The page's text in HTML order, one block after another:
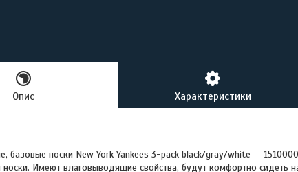
Опис Характеристики
базовые носки New York Yankees 3-pack black/gray/white —
носки. Имеют влаговыводящие свойства, будут комфортно сидеть